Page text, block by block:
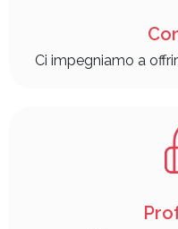
Ci impegniamo a